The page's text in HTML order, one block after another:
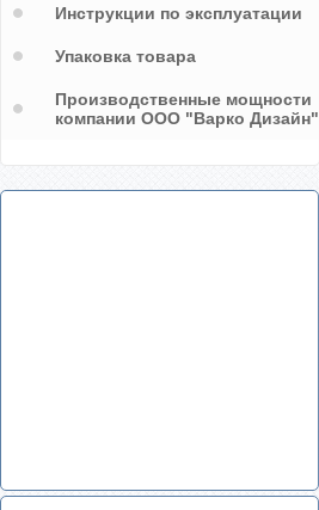
Инструкции по эксплуатации
Упаковка товара
Производственные мощности
компании ООО "Варко Дизайн"